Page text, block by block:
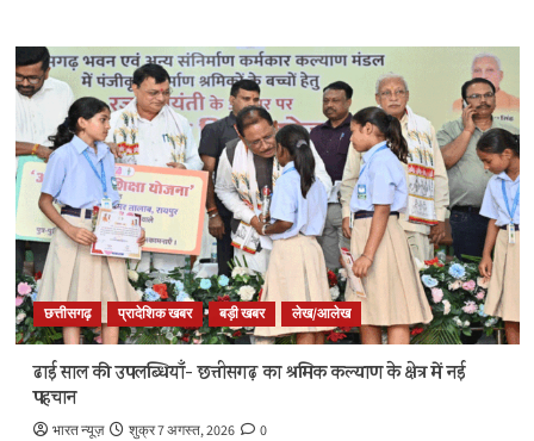
छत्तीसगढ़ प्रादेशिक खबर बड़ी खबर लेख/आलेख
ढाई साल की उपलब्धियाँ- छत्तीसगढ़ का श्रमिक कल्याण के क्षेत्र में नई
पहचान
भारत न्यूज़ शुक्र 7 अगस्त, 2026 0